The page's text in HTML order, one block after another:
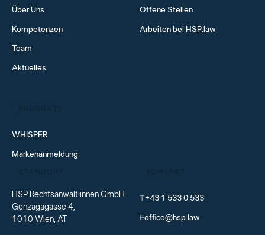
Über Uns
Kompetenzen
Team
Aktuelles
Offene Stellen
Arbeiten bei HSP.law
WHISPER
Markenanmeldung
HSP Rechtsanwält:innen GmbH
Gonzagagasse 4,
1010 Wien, AT
T+43 1 533 0 533
Eoffice@hsp.law